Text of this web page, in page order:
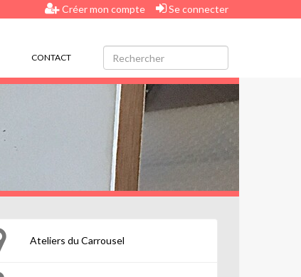
Créer mon compte Se connecter
CONTACT
Ateliers du Carrousel